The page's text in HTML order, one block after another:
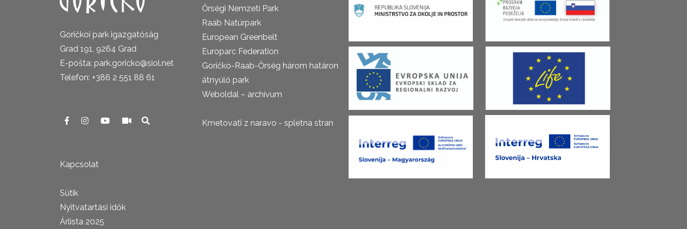
Goričkoi park igazgatóság
Grad 191, 9264 Grad
E-pošta: park.goricko@siol.net
Telefon: +386 2 551 88 61
Kapcsolat
Sütik
Nyitvatartási idők
Árlista 2025
Őrségi Nemzeti Park
Raab Natúrpark
European Greenbelt
Europarc Federation
Goričko-Raab-Őrség három határon
átnyúló park
Weboldal – archívum
Kmetovati z naravo - spletna stran